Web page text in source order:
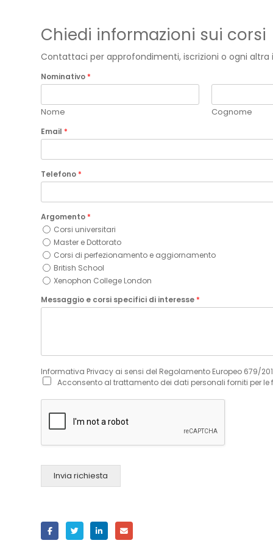
Chiedi informazioni sui corsi
Contattaci per approfondimenti, iscrizioni o ogni altra
Nominativo *
Nome Cognome
Email *
Telefono *
Argomento *
Corsi universitari
Master e Dottorato
Corsi di perfezionamento e aggiornamento
British School
Xenophon College London
Messaggio e corsi specifici di interesse *
Informativa Privacy ai sensi del Regolamento Europeo 679/
Acconsento al trattamento dei dati personali forniti per le
Invia richiesta